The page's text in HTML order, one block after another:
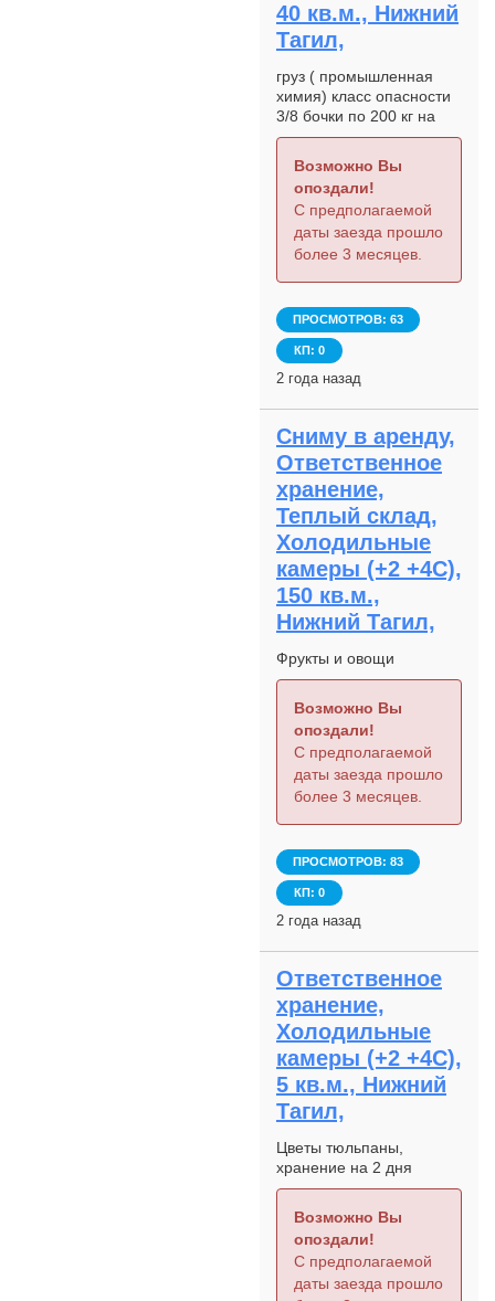
40 кв.м., Нижний
Тагил,
груз ( промышленная
химия) класс опасности
3/8 бочки по 200 кг на
паллете 4 шт 20 тн
Возможно Вы
опоздали!
С предполагаемой
даты заезда прошло
более 3 месяцев.
ПРОСМОТРОВ: 63
КП: 0
2 года назад
Сниму в аренду,
Ответственное
хранение,
Теплый склад,
Холодильные
камеры (+2 +4С),
150 кв.м.,
Нижний Тагил,
Фрукты и овощи
Возможно Вы
опоздали!
С предполагаемой
даты заезда прошло
более 3 месяцев.
ПРОСМОТРОВ: 83
КП: 0
2 года назад
Ответственное
хранение,
Холодильные
камеры (+2 +4С),
5 кв.м., Нижний
Тагил,
Цветы тюльпаны,
хранение на 2 дня
Возможно Вы
опоздали!
С предполагаемой
даты заезда прошло